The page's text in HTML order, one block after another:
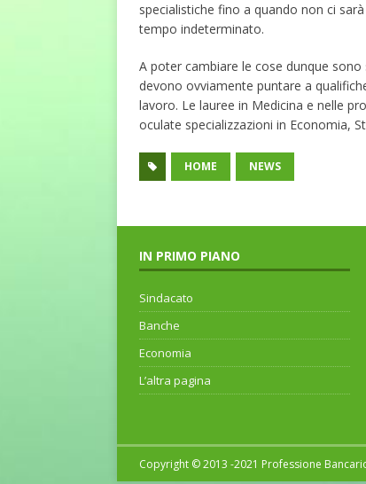
specialistiche fino a quando non ci
tempo indeterminato.
A poter cambiare le cose dunque
devono ovviamente puntare a
lavoro. Le lauree in Medicina e nelle
oculate specializzazioni in Economia,
HOME NEWS
IN PRIMO PIANO
Sindacato
Banche
Economia
L’altra pagina
Copyright © 2013 -2021 Professione